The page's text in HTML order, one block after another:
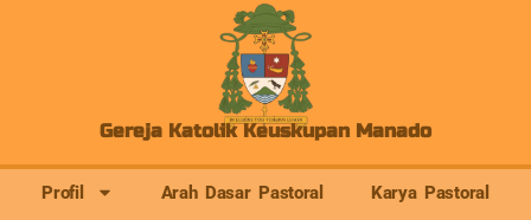
Gereja Katolik Keuskupan Manado
Profil Arah Dasar Pastoral
Karya Pastoral